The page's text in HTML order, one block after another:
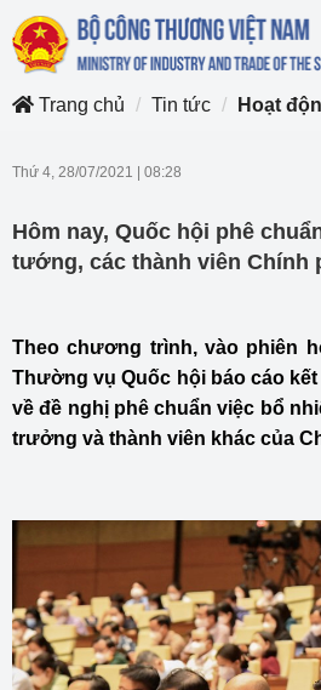
Trang chủ
Tin tức Hoạt
Thứ 4, 28/07/2021 08:28
Hôm nay, Quốc hội phê
tướng, các thành viên Chính
Theo chương trình, vào phiên
Thường vụ Quốc hội báo cáo
về đề nghị phê chuẩn việc bổ
trưởng và thành viên khác của